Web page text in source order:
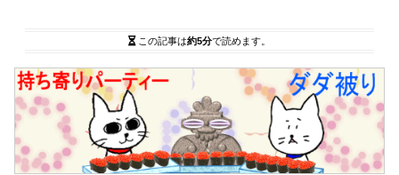
この記事は約5分で読めます。